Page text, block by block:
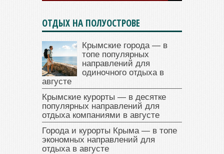
ОТДЫХ НА ПОЛУОСТРОВЕ
Крымские города — в
топе популярных
направлений для
одиночного отдыха в
августе
Крымские курорты — в десятке
популярных направлений для
отдыха компаниями в августе
Города и курорты Крыма — в топе
экономных направлений для
отдыха в августе